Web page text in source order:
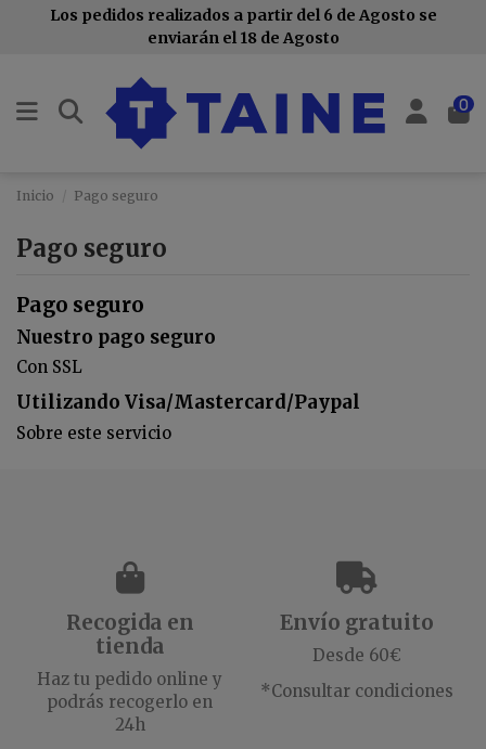
Los pedidos realizados a partir del 6 de Agosto se
enviarán el 18 de Agosto
0
Inicio Pago seguro
Pago seguro
Pago seguro
Nuestro pago seguro
Con SSL
Utilizando Visa/Mastercard/Paypal
Sobre este servicio
Recogida en
tienda
Haz tu pedido online y
podrás recogerlo en
24h
Envío gratuito
Desde 60€
*Consultar condiciones